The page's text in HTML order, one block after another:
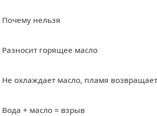
Почему нельзя
Разносит горящее масло
Не охлаждает масло, пламя
Вода + масло = взрыв